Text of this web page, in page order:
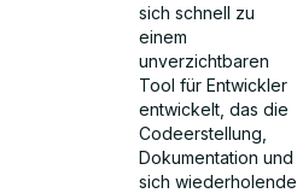
sich schnell zu
einem
unverzichtbaren
Tool für Entwickler
entwickelt, das die
Codeerstellung,
Dokumentation und
sich wiederholende